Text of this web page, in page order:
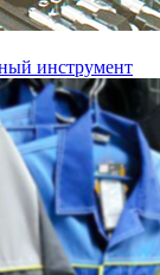
инструмент